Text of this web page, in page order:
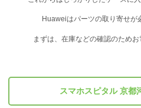
Huaweiはパーツの取り寄せが
まずは、在庫などの確認のため
スマホスピタル 京都